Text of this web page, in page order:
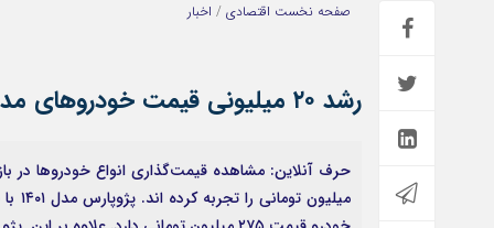
صفحه نخست اقتصادی / اخبار
رشد ۲۰ میلیونی قیمت خودروهای مدل ۱۴۰۱ در بازار